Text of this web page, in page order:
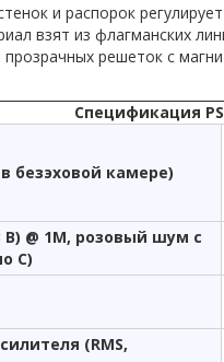
и распорок
взят из флагманских
прозрачных решеток с
Спецификация
безэховой камере)
В) @ 1M, розовый шум с
C)
(RMS,